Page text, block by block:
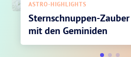
ASTRO-HIGHLIGHTS
Sternschnuppen-
mit den Geminiden